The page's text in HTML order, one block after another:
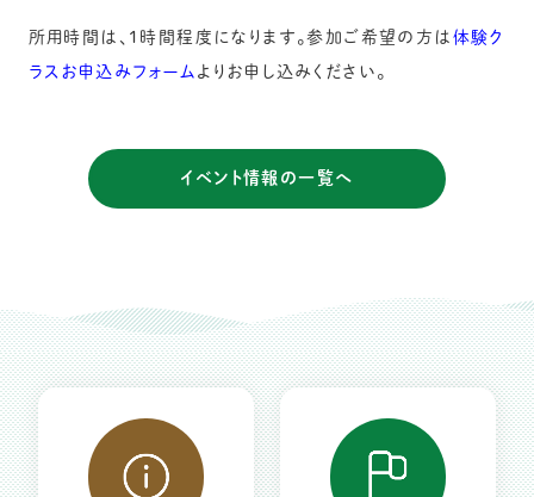
所用時間は、1時間程度になります。参加ご希望の方は 体験ク
ラスお申込みフォーム よりお申し込みください。
イベント情報の一覧へ